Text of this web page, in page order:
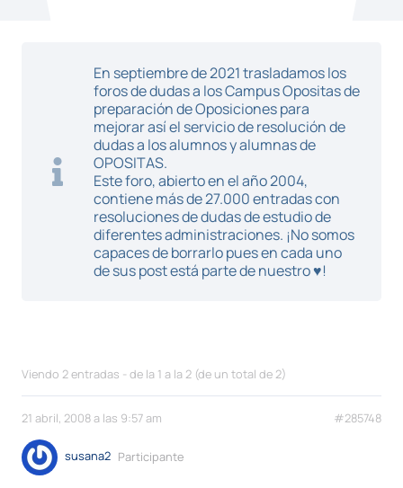
En septiembre de 2021 trasladamos los
foros de dudas a los Campus Opositas de
preparación de Oposiciones para
mejorar así el servicio de resolución de
dudas a los alumnos y alumnas de
OPOSITAS.
Este foro, abierto en el año 2004,
contiene más de 27.000 entradas con
resoluciones de dudas de estudio de
diferentes administraciones. ¡No somos
capaces de borrarlo pues en cada uno
de sus post está parte de nuestro ♥!
Viendo 2 entradas - de la 1 a la 2 (de un total de 2)
21 abril, 2008 a las 9:57 am #285748
susana2 Participante